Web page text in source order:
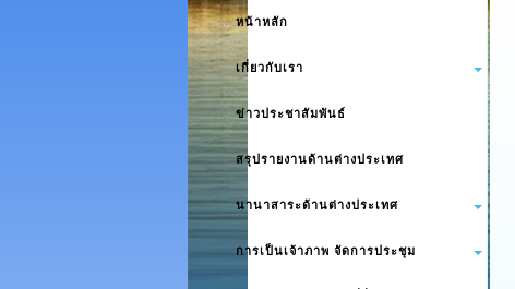
หน้าหลัก
เกี่ยวกับเรา
ข่าวประชาสัมพันธ์
สรุปรายงานด้านต่างประเทศ
นานาสาระด้านต่างประเทศ
การเป็นเจ้าภาพ จัดการประชุม